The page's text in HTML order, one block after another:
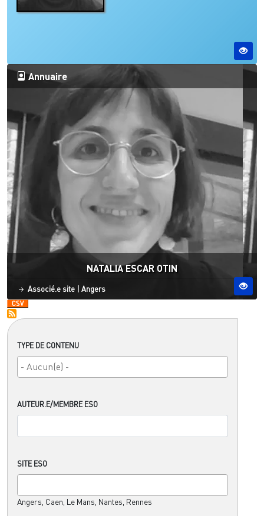
TYPE DE CONTENU
AUTEUR.E/MEMBRE ESO
SITE ESO
Angers, Caen, Le Mans, Nantes, Rennes
Annuaire
NATALIA ESCAR OTIN
Statut
Associé.e site | Site ESO
Angers